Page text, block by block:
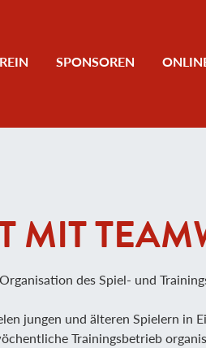
SPONSOREN
MIT
des Spiel- und
jungen und älteren Spielern in
Trainingsbetrieb